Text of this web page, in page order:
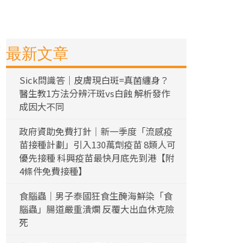
最新文章
Sick問識答｜皮膚現白斑=真菌纏身？
醫生教1方法分辨汗斑vs白蝕 解析發作
成因大不同
政府資助免費打針｜新一季度「流感疫
苗接種計劃」引入130萬劑疫苗 8類人可
優先接種 科興疫苗最快月底先到港【附
4條件免費接種】
食腦蟲｜男子泰國狂食生醃海鮮染「食
腦蟲」腸道嚴重潰爛 反覆大出血休克險
死